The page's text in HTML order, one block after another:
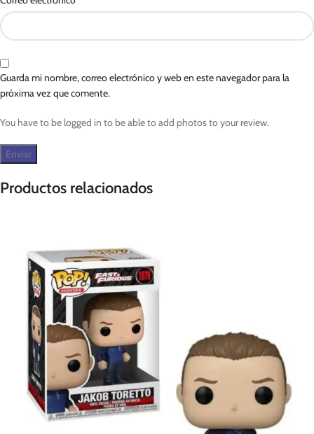
Guarda mi nombre, correo electrónico y web en este navegador para la
próxima vez que comente.
You have to be logged in to be able to add photos to your review.
Productos relacionados